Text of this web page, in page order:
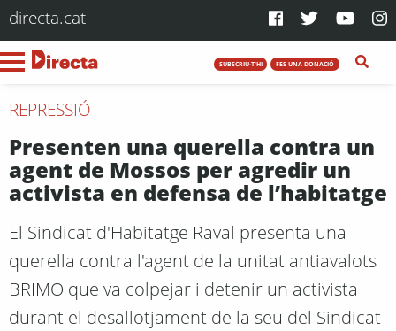
directa.cat
SUBSCRIU-T'HI FES UNA DONACIÓ
REPRESSIÓ
Presenten una querella contra un
agent de Mossos per agredir un
activista en defensa de l’habitatge
El Sindicat d'Habitatge Raval presenta una
querella contra l'agent de la unitat antiavalots
BRIMO que va colpejar i detenir un activista
durant el desallotjament de la seu del Sindicat